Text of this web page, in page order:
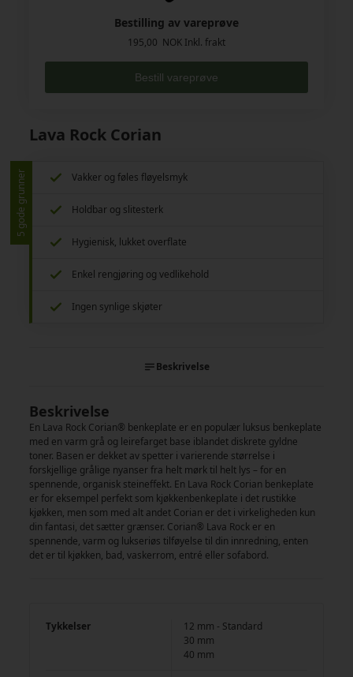
Lava Rock Corian
5 gode grunner Vakker og føles fløyelsmyk
Holdbar og slitesterk
Hygienisk, lukket overflate
Enkel rengjøring og vedlikehold
Ingen synlige skjøter
Bestilling av vareprøve
195,00 NOK Inkl. frakt
Bestill vareprøve
Beskrivelse
Beskrivelse
En Lava Rock Corian® benkeplate er en populær luksus benkeplate
med en varm grå og leirefarget base iblandet diskrete gyldne
toner. Basen er dekket av spetter i varierende størrelse i
forskjellige grålige nyanser fra helt mørk til helt lys – for en
spennende, organisk steineffekt. En Lava Rock Corian benkeplate
er for eksempel perfekt som kjøkkenbenkeplate i det rustikke
kjøkken, men som med alt andet Corian er det i virkeligheden kun
din fantasi, det sætter grænser. Corian® Lava Rock er en
spennende, varm og lukseriøs tilføyelse til din innredning, enten
det er til kjøkken, bad, vaskerrom, entré eller sofabord.
Tykkelser
12 mm - Standard
30 mm
40 mm